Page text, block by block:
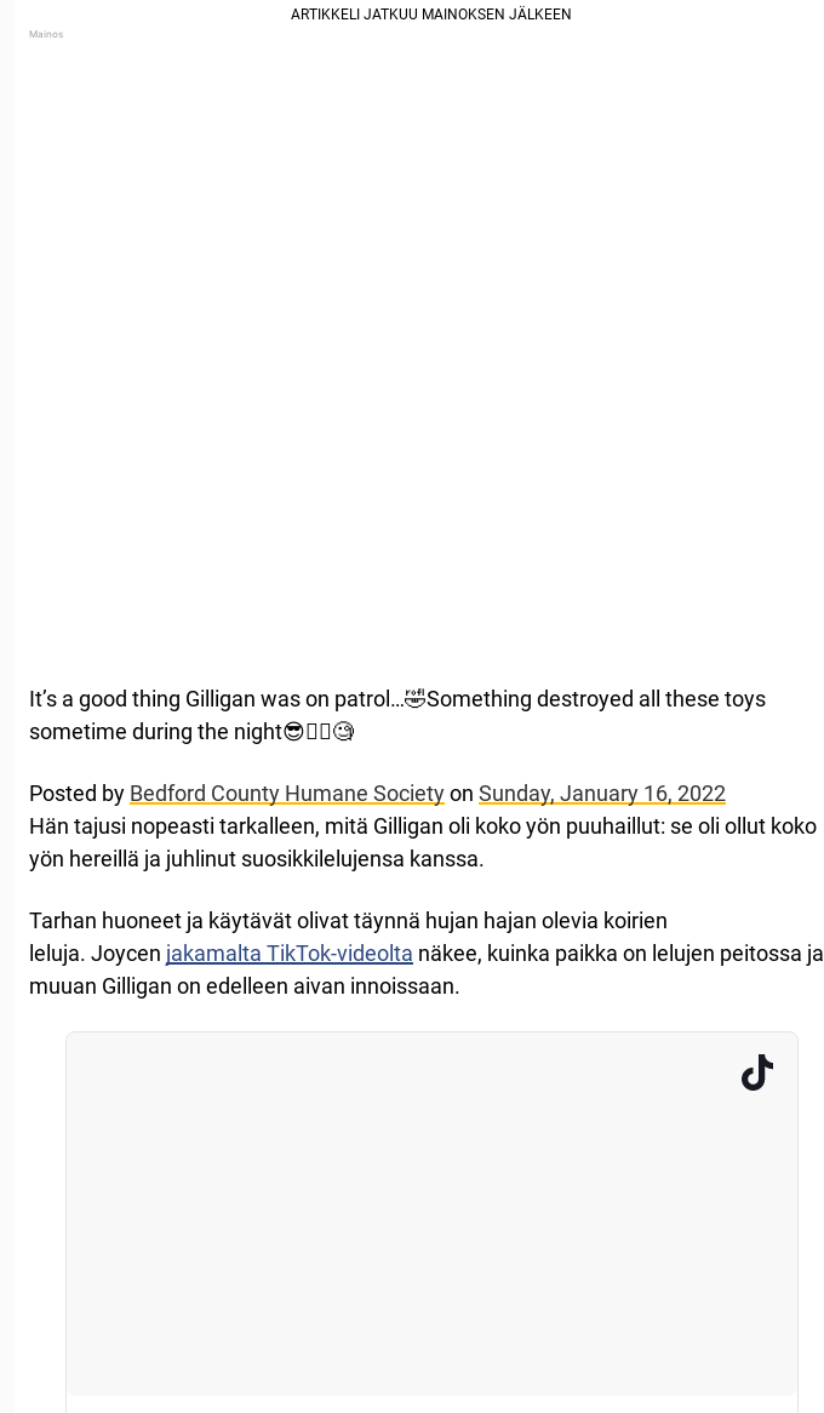
It’s a good thing Gilligan was on patrol…🤣Something destroyed all these toys
sometime during the night😎👮‍♀️🧐
Posted by Bedford County Humane Societyon Sunday, January 16, 2022
Hän tajusi nopeasti tarkalleen, mitä Gilligan oli koko yön puuhaillut: se oli ollut koko
yön hereillä ja juhlinut suosikkilelujensa kanssa.
Tarhan huoneet ja käytävät olivat täynnä hujan hajan olevia koirien
leluja. Joycen jakamalta TikTok-videolta näkee, kuinka paikka on lelujen peitossa ja
muuan Gilligan on edelleen aivan innoissaan.